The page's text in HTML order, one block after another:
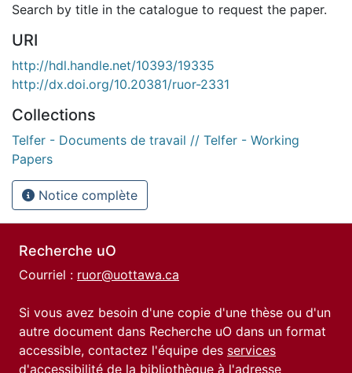
Search by title in the catalogue to request the paper.
URI
http://hdl.handle.net/10393/19335
http://dx.doi.org/10.20381/ruor-2331
Collections
Telfer - Documents de travail // Telfer - Working
Papers
Notice complète
Recherche uO
Courriel : ruor@uottawa.ca
Si vous avez besoin d'une copie d'une thèse ou d'un
autre document dans Recherche uO dans un format
accessible, contactez l'équipe des services
d'accessibilité de la bibliothèque à l'adresse